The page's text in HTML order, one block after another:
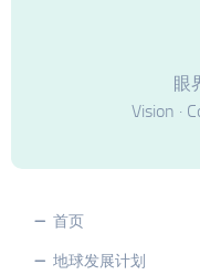
眼
Vision ·
首页
地球发展计划